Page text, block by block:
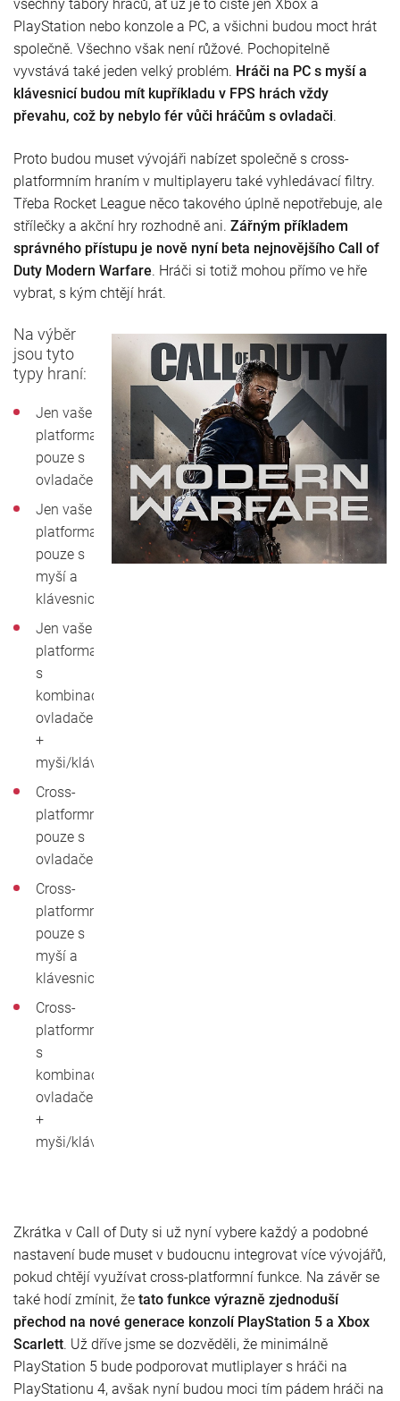
všechny tábory hráčů, ať už je to čistě jen Xbox a
PlayStation nebo konzole a PC, a všichni budou moct hrát
společně. Všechno však není růžové. Pochopitelně
vyvstává také jeden velký problém. Hráči na PC s myší a
klávesnicí budou mít kupříkladu v FPS hrách vždy
převahu, což by nebylo fér vůči hráčům s ovladači.
Proto budou muset vývojáři nabízet společně s cross-
platformním hraním v multiplayeru také vyhledávací filtry.
Třeba Rocket League něco takového úplně nepotřebuje, ale
střílečky a akční hry rozhodně ani. Zářným příkladem
správného přístupu je nově nyní beta nejnovějšího Call of
Duty Modern Warfare. Hráči si totiž mohou přímo ve hře
vybrat, s kým chtějí hrát.
Na výběr
jsou tyto
typy hraní:
Jen vaše
platforma
pouze s
ovladačem
Jen vaše
platforma
pouze s
myší a
klávesnicí
Jen vaše
platforma
s
kombinací
ovladače
+
myši/klávesnice
Cross-
platformní
pouze s
ovladačem
Cross-
platformní
pouze s
myší a
klávesnicí
Cross-
platformní
s
kombinací
ovladače
+
myši/klávesnice
Zkrátka v Call of Duty si už nyní vybere každý a podobné
nastavení bude muset v budoucnu integrovat více vývojářů,
pokud chtějí využívat cross-platformní funkce. Na závěr se
také hodí zmínit, že tato funkce výrazně zjednoduší
přechod na nové generace konzolí PlayStation 5 a Xbox
Scarlett. Už dříve jsme se dozvěděli, že minimálně
PlayStation 5 bude podporovat mutliplayer s hráči na
PlayStationu 4, avšak nyní budou moci tím pádem hráči na